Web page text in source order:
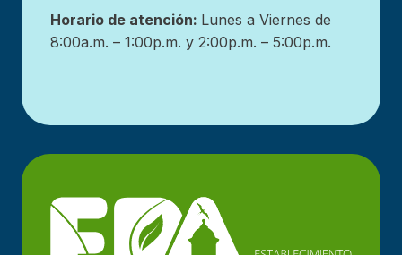
Horario de atención: Lunes a Viernes de
8:00a.m. – 1:00p.m. y 2:00p.m. – 5:00p.m.